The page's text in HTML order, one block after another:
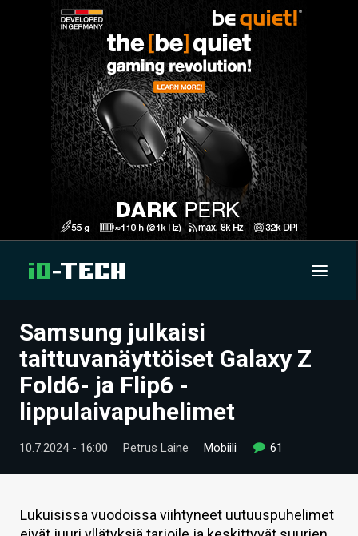
UUTISET
ARTIKKELIT
VIDEOT
TECHBBS
HINTA.FI
Samsung julkaisi
taittuvanäyttöiset Galaxy Z
Fold6- ja Flip6 -
lippulaivapuhelimet
10.7.2024 - 16:00 Petrus Laine Mobiili 61
Lukuisissa vuodoissa viihtyneet uutuuspuhelimet